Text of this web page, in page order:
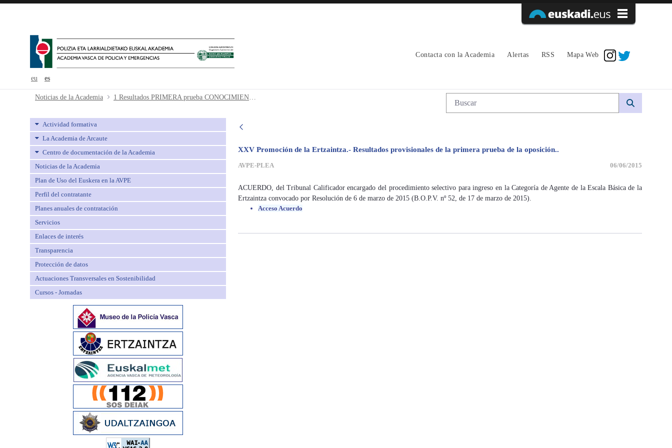
eu es
Contacta con la Academia Alertas RSS Mapa Web
1 Resultados PRIMERA prueba CONOCIMIENTOS Bec - avpe
Noticias de la Academia 1 Resultados PRIMERA prueba CONOCIMIENTOS Bec Búsqueda web
Actividad formativa
La Academia de Arcaute
Centro de documentación de la Academia
Noticias de la Academia
Plan de Uso del Euskera en la AVPE
Perfil del contratante
Planes anuales de contratación
Servicios
Enlaces de interés
Transparencia
Protección de datos
Actuaciones Transversales en Sostenibilidad
Cursos - Jornadas
XXV Promoción de la Ertzaintza.- Resultados provisionales de la primera prueba de la oposición..
AVPE-PLEA 06/06/2015
ACUERDO, del Tribunal Calificador encargado del procedimiento selectivo para ingreso en la Categoría de Agente de la Escala Básica de la
Ertzaintza convocado por Resolución de 6 de marzo de 2015 (B.O.P.V. nº 52, de 17 de marzo de 2015).
Acceso Acuerdo